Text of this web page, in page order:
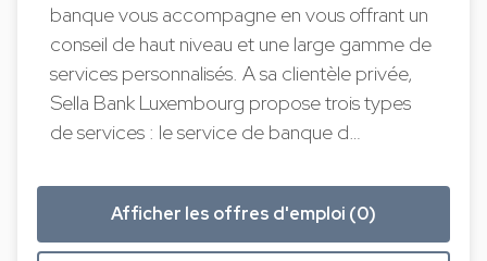
banque vous accompagne en vous offrant un
conseil de haut niveau et une large gamme de
services personnalisés. A sa clientèle privée,
Sella Bank Luxembourg propose trois types
de services : le service de banque d…
Afficher les offres d'emploi (0)